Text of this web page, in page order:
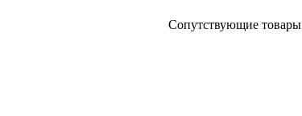
Сопутствующие товары